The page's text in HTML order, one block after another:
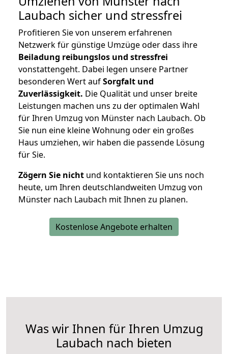
Laubach sicher und stressfrei
Profitieren Sie von unserem erfahrenen
Netzwerk für günstige Umzüge oder dass ihre
Beiladung reibungslos und stressfrei
vonstattengeht. Dabei legen unsere Partner
besonderen Wert aufSorgfalt und
Zuverlässigkeit. Die Qualität und unser breite
Leistungen machen uns zu der optimalen Wahl
für Ihren Umzug von Münster nach Laubach. Ob
Sie nun eine kleine Wohnung oder ein großes
Haus umziehen, wir haben die passende Lösung
für Sie.
Zögern Sie nicht und kontaktieren Sie uns noch
heute, um Ihren deutschlandweiten Umzug von
Münster nach Laubach mit Ihnen zu planen.
Kostenlose Angebote erhalten
Was wir Ihnen für Ihren Umzug
Laubach nach bieten